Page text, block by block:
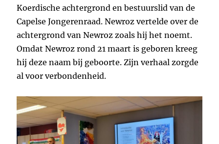
Koerdische achtergrond en bestuurslid van de
Capelse Jongerenraad. Newroz vertelde over de
achtergrond van Newroz zoals hij het noemt.
Omdat Newroz rond 21 maart is geboren kreeg
hij deze naam bij geboorte. Zijn verhaal zorgde
al voor verbondenheid.